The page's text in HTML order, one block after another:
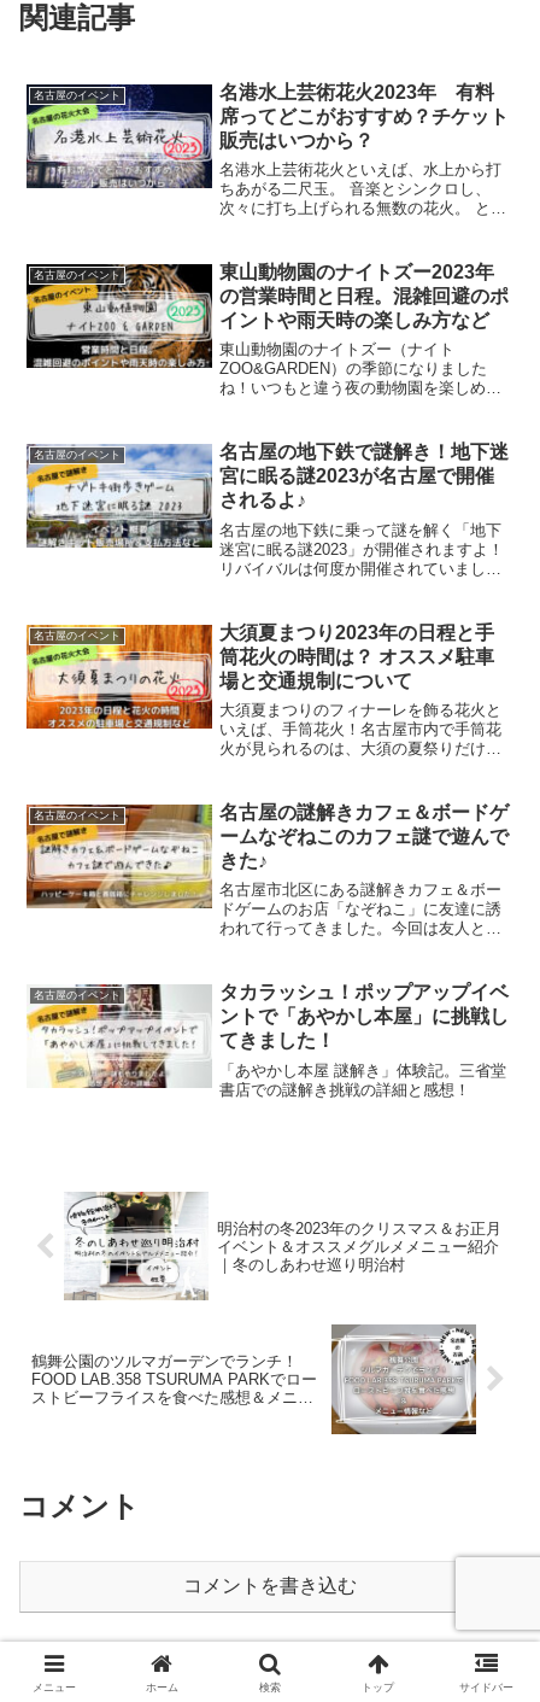
関連記事
名古屋のイベント
名港水上芸術花火2023年 有料
席ってどこがおすすめ？チケット
販売はいつから？
名港水上芸術花火といえば、水上から打
ちあがる二尺玉。 音楽とシンクロし、
次々に打ち上げられる無数の花火。 とに
私も友人と誘い合って、見に行きたい！
ということで、大人女子2人で行くため
に、事前に知っておきたい情報として、
名港水上芸術花火のチケットについて
（おすすめ席や購入方法）、混雑状況、
自動車で行く際の駐車場情報と交通規
制、今年こそ屋台はあるのか、トイレの
有無などについて、まとめてみました。
名古屋のイベント
東山動物園のナイトズー2023年
の営業時間と日程。混雑回避のポ
イントや雨天時の楽しみ方など
東山動物園のナイトズー（ナイト
ZOO&GARDEN）の季節になりました
ね！いつもと違う夜の動物園を楽しめ
よね！とはいえ、子供の頃はともかく、
大人になってから東山動物園には久しく
行っていないので、最近の東山動物園の
状況（開催日・入園料など）アレコレが
わからない(^^;)というわけで今回は、久
しぶりに東山動物園のナイトズーに行き
たい人に向けて、ナイトズーのイベント
基本情報から、混雑・雨天時の楽しみ
園の入園料＆駐車場情報などについてま
とめています。
名古屋のイベント
名古屋の地下鉄で謎解き！地下迷
宮に眠る謎2023が名古屋で開催
されるよ♪
名古屋の地下鉄に乗って謎を解く「地下
迷宮に眠る謎2023」が開催されますよ！
リバイバルは何度か開催されていました
下迷宮に眠る謎2023」のイベント概要の
紹介をしつつ、謎解きキットの販売場所
やキット購入時の支払方法などについて
書いています。
名古屋のイベント
大須夏まつり2023年の日程と手
筒花火の時間は？ オススメ駐車
場と交通規制について
大須夏まつりのフィナーレを飾る花火と
いえば、手筒花火！名古屋市内で手筒花
火が見られるのは、大須の夏祭りだけ！
い！ということで、友人と2人で行くため
に事前に知っておきたい情報として、大
須夏まつりの日程やスケジュール・花火
の時間、場所取り、自動車で行く際の駐
車場情報と交通規制などについてまとめ
てみました。
名古屋のイベント
名古屋の謎解きカフェ＆ボードゲ
ームなぞねこのカフェ謎で遊んで
きた♪
名古屋市北区にある謎解きカフェ＆ボー
ドゲームのお店「なぞねこ」に友達に誘
われて行ってきました。今回は友人と一
ぞねこ」で遊んだ感想となぞねこの店舗
情報（予約の有無、駐車場情報、お店の
基本情報など）について書いています。
なぞねこに遊びに行く際のお役に立てば
幸いです。
名古屋のイベント
タカラッシュ！ポップアップイベ
ントで「あやかし本屋」に挑戦し
てきました！
「あやかし本屋 謎解き」体験記。三省堂
書店での謎解き挑戦の詳細と感想！
明治村の冬2023年のクリスマス＆お正月
イベント＆オススメグルメメニュー紹介
｜冬のしあわせ巡り明治村
鶴舞公園のツルマガーデンでランチ！
FOOD LAB.358 TSURUMA PARKでロー
ストビーフライスを食べた感想＆メニュ
コメント
コメントを書き込む
ホーム 名古屋のイベント
メニュー ホーム 検索 トップ サイドバー